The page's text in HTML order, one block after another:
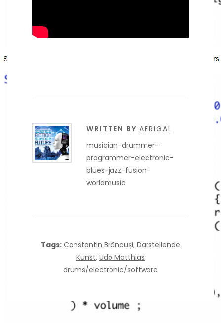
WRITTEN BY AFRIGAL
musician-drummer-
programmer-electronic-
blues-jazz-fusion-
worldmusic
Tags: Constantin Brâncuși, Darstellende
Kunst, Udo Matthias
drums/electronic/software